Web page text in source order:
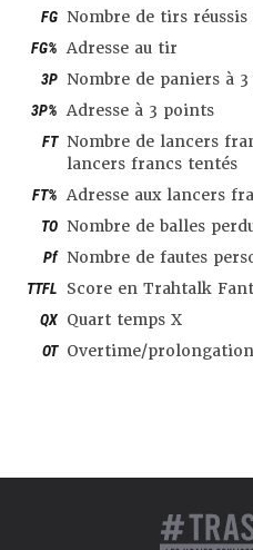
FG Nombre de tirs
FG% Adresse au tir
3P Nombre de paniers à
3P% Adresse à 3 points
FT Nombre de lancers
lancers francs tentés
FT% Adresse aux lancers
TO Nombre de balles
Pf Nombre de fautes
TTFL Score en Trahtalk
QX Quart temps X
OT Overtime/prolongation